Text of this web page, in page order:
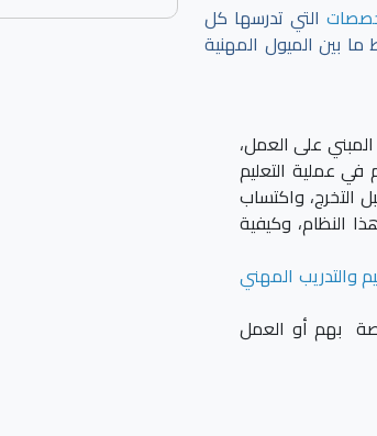
التي تدرسها كل
بين الميول المهنية
على العمل،
عملية التعليم
التخرج، واكتساب
النظام، وكيفية
والتدريب المهني
بهم أو العمل